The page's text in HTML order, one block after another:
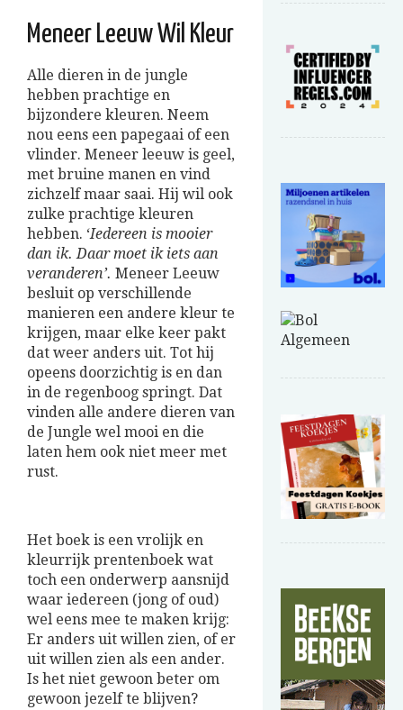
Meneer Leeuw Wil Kleur
Alle dieren in de jungle
hebben prachtige en
bijzondere kleuren. Neem
nou eens een papegaai of een
vlinder. Meneer leeuw is geel,
met bruine manen en vind
zichzelf maar saai. Hij wil ook
zulke prachtige kleuren
hebben. ‘Iedereen is mooier
dan ik. Daar moet ik iets aan
veranderen’. Meneer Leeuw
besluit op verschillende
manieren een andere kleur te
krijgen, maar elke keer pakt
dat weer anders uit. Tot hij
opeens doorzichtig is en dan
in de regenboog springt. Dat
vinden alle andere dieren van
de Jungle wel mooi en die
laten hem ook niet meer met
rust.
Het boek is een vrolijk en
kleurrijk prentenboek wat
toch een onderwerp aansnijd
waar iedereen (jong of oud)
wel eens mee te maken krijg:
Er anders uit willen zien, of er
uit willen zien als een ander.
Is het niet gewoon beter om
gewoon jezelf te blijven?